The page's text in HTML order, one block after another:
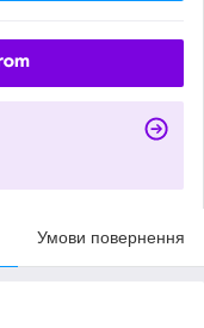
Умови повернення